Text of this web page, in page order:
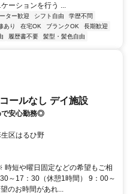
ーションを行う ...
ター歓迎 シフト自由
学歴不問
あり 在宅OK ブランクOK
長期歓迎
履歴書不要 髪型・髪色自由
ールなし デイ施設
で安心勤務◎
区はるひ野
短や曜日固定などの希望もご相
～17：30（休憩1時間） 9：00～
のお時間があれ...